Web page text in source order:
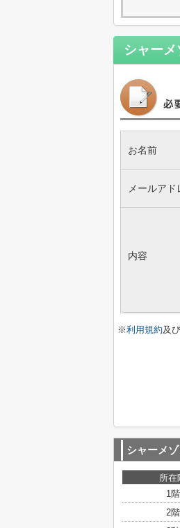
シャーメ
お名前
メールアド
内容
※利用規約及び
シャーメ
所在
1階
2階